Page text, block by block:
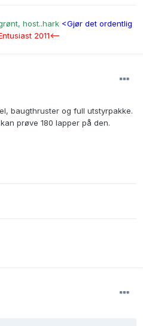
host..hark <Gjør det ordentlig
2011<--
baugthruster og full utstyrpakke.
prøve 180 lapper på den.